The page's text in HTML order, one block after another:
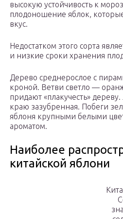
высокую устойчивость к
плодоношение яблок,
вкус.
Недостатком этого сорта
и низкие сроки хранения
Дерево среднерослое с
кроной. Ветви светло —
придают «плакучесть»
краю зазубренная. Побеги
яблоня крупными белыми
ароматом.
Наиболее
китайской яблони